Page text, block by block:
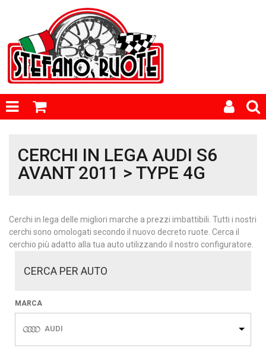
CERCHI IN LEGA AUDI S6
AVANT 2011 > TYPE 4G
Cerchi in lega delle migliori marche a prezzi imbattibili. Tutti i nostri
cerchi sono omologati secondo il nuovo decreto ruote. Cerca il
cerchio più adatto alla tua auto utilizzando il nostro configuratore.
CERCA PER AUTO
MARCA
AUDI